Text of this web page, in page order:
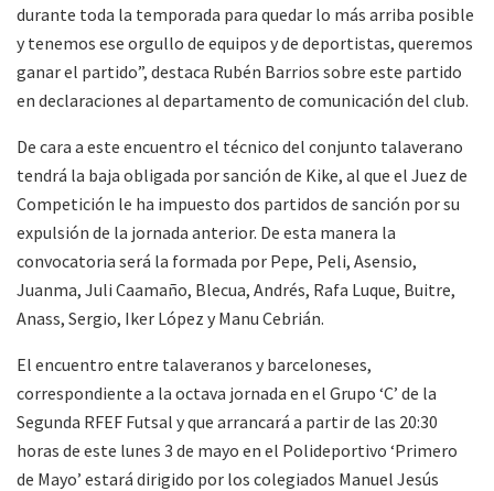
durante toda la temporada para quedar lo más arriba posible
y tenemos ese orgullo de equipos y de deportistas, queremos
ganar el partido”, destaca Rubén Barrios sobre este partido
en declaraciones al departamento de comunicación del club.
De cara a este encuentro el técnico del conjunto talaverano
tendrá la baja obligada por sanción de Kike, al que el Juez de
Competición le ha impuesto dos partidos de sanción por su
expulsión de la jornada anterior. De esta manera la
convocatoria será la formada por Pepe, Peli, Asensio,
Juanma, Juli Caamaño, Blecua, Andrés, Rafa Luque, Buitre,
Anass, Sergio, Iker López y Manu Cebrián.
El encuentro entre talaveranos y barceloneses,
correspondiente a la octava jornada en el Grupo ‘C’ de la
Segunda RFEF Futsal y que arrancará a partir de las 20:30
horas de este lunes 3 de mayo en el Polideportivo ‘Primero
de Mayo’ estará dirigido por los colegiados Manuel Jesús